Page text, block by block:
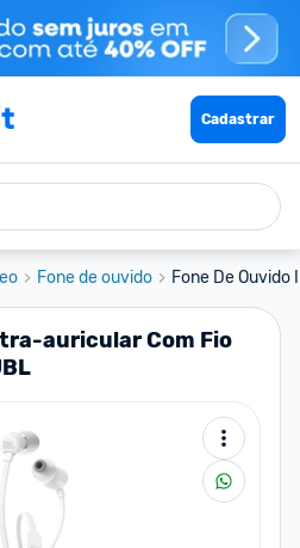
Cadastrar
Fone de ouvido Fone De Ouvido
auricular Com Fio